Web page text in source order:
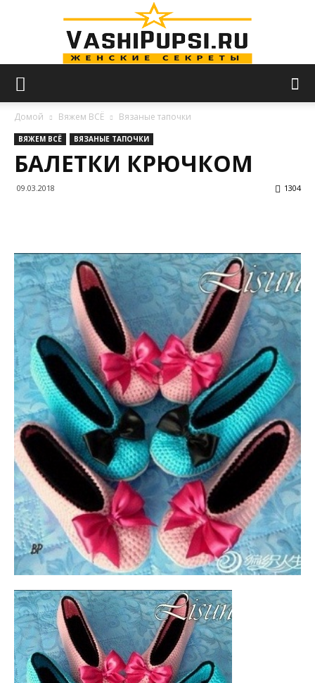
—
секреты
Домой Вяжем ВСЁ Вязаные тапочки
ВЯЖЕМ ВСЁ ВЯЗАНЫЕ ТАПОЧКИ
БАЛЕТКИ КРЮЧКОМ
09.03.2018 1304